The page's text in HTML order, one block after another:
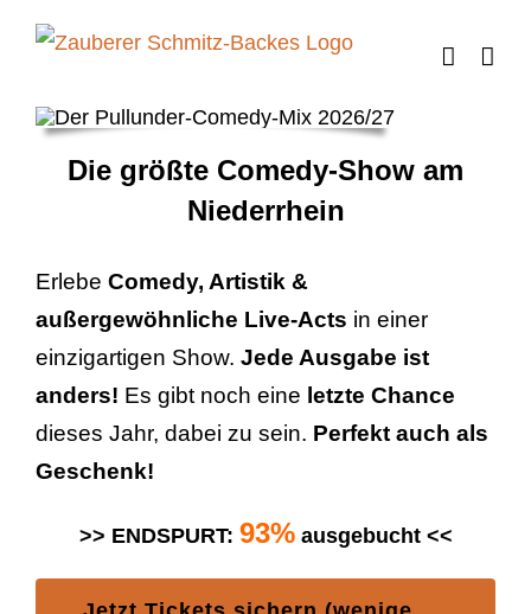
Zum
Die größte Comedy-Show am
Niederrhein
Erlebe Comedy, Artistik &
außergewöhnliche Live-Acts in einer
einzigartigen Show. Jede Ausgabe ist
anders! Es gibt noch eine letzte Chance
dieses Jahr, dabei zu sein. Perfekt auch als
Geschenk!
>> ENDSPURT: 93%ausgebucht <<